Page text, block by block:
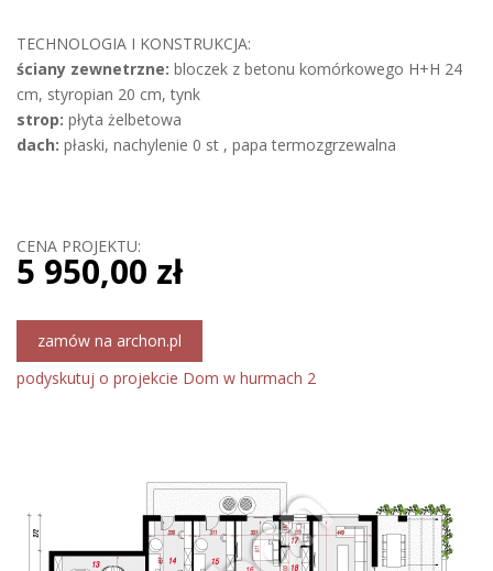
TECHNOLOGIA I KONSTRUKCJA:
ściany zewnetrzne: bloczek z betonu komórkowego H+H 24
cm, styropian 20 cm, tynk
strop: płyta żelbetowa
dach: płaski, nachylenie 0 st , papa termozgrzewalna
CENA PROJEKTU:
5 950,00 zł
zamów na archon.pl
podyskutuj o projekcie Dom w hurmach 2